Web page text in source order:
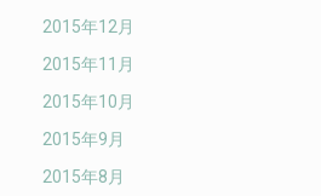
2015年12月
2015年11月
2015年10月
2015年9月
2015年8月